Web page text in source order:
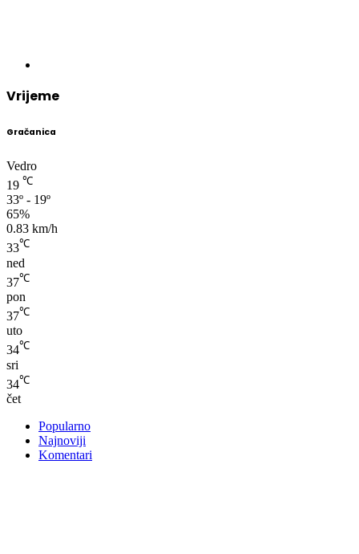
Vrijeme
Gračanica
Vedro
19 ℃
33º - 19º
65%
0.83 km/h
33℃
ned
37℃
pon
37℃
uto
34℃
sri
34℃
čet
Popularno
Najnoviji
Komentari